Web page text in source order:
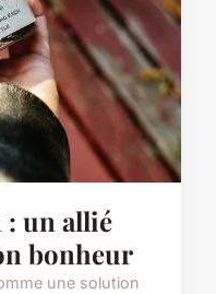
: un allié
bonheur
une solution